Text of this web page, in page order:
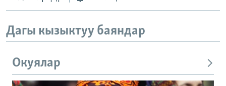
Дагы кызыктуу баяндар
Окуялар